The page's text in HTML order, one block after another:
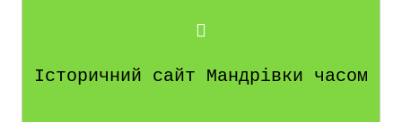
Історичний сайт Мандрівки часом